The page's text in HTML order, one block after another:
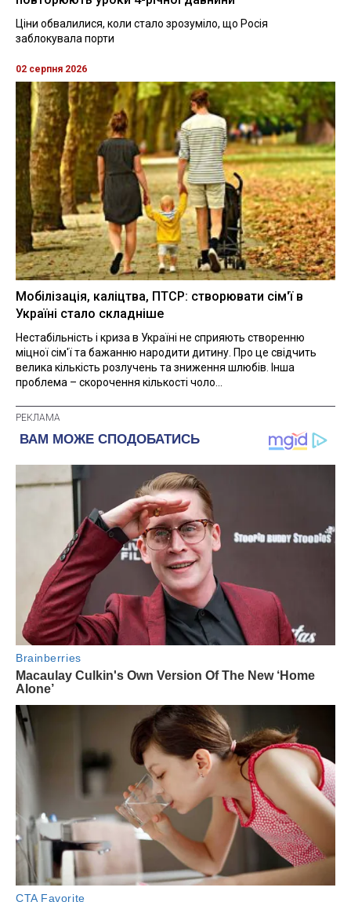
Ціни обвалилися, коли стало зрозуміло, що Росія
заблокувала порти
02 серпня 2026
Мобілізація, каліцтва, ПТСР: створювати сім'ї в
Україні стало складніше
Нестабільність і криза в Україні не сприяють створенню
міцної сім'ї та бажанню народити дитину. Про це свідчить
велика кількість розлучень та зниження шлюбів. Інша
проблема – скорочення кількості чоло...